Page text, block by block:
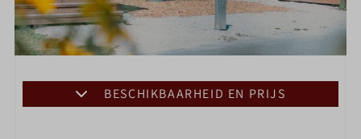
BESCHIKBAARHEID EN PRIJS